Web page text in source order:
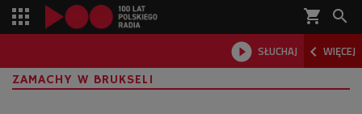
shopping_cart 
 SŁUCHAJ  WIĘCEJ

ZAMACHY W BRUKSELI